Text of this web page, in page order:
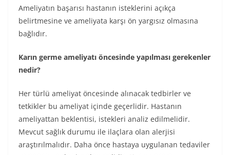
Ameliyatın başarısı hastanın isteklerini açıkça
belirtmesine ve ameliyata karşı ön yargısız olmasına
bağlıdır.
Karın germe ameliyatı öncesinde yapılması gerekenler
nedir?
Her türlü ameliyat öncesinde alınacak tedbirler ve
tetkikler bu ameliyat içinde geçerlidir. Hastanın
ameliyattan beklentisi, istekleri analiz edilmelidir.
Mevcut sağlık durumu ile ilaçlara olan alerjisi
araştırılmalıdır. Daha önce hastaya uygulanan tedaviler